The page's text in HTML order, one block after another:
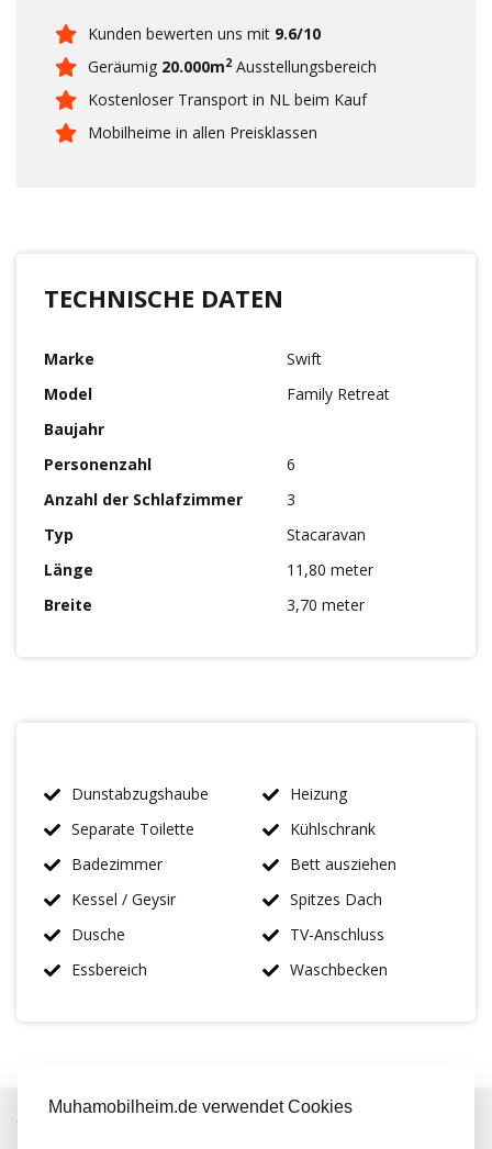
Kunden bewerten uns mit 9.6/10
Geräumig 20.000m2 Ausstellungsbereich
Kostenloser Transport in NL beim Kauf
Mobilheime in allen Preisklassen
TECHNISCHE DATEN
Marke
Swift
Model
Family Retreat
Baujahr
Personenzahl
6
Anzahl der Schlafzimmer
3
Typ
Stacaravan
Länge
11,80 meter
Breite
3,70 meter
Dunstabzugshaube
Separate Toilette
Badezimmer
Kessel / Geysir
Dusche
Essbereich
Heizung
Kühlschrank
Bett ausziehen
Spitzes Dach
TV-Anschluss
Waschbecken
Muhamobilheim.de verwendet Cookies